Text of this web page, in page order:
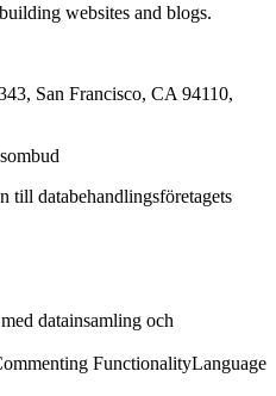
websites and blogs.
San Francisco, CA 94110,
till databehandlingsföretagets
datainsamling och
FunctionalityLanguage